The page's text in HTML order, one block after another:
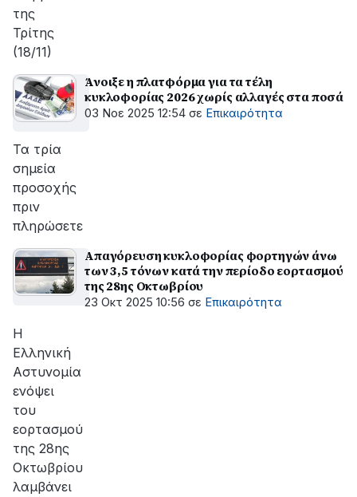
της
Τρίτης
(18/11)
Άνοιξε η πλατφόρμα για τα τέλη
κυκλοφορίας 2026 χωρίς αλλαγές στα ποσά
03 Νοε 2025 12:54 σε Επικαιρότητα
Τα τρία
σημεία
προσοχής
πριν
πληρώσετε
Απαγόρευση κυκλοφορίας φορτηγών άνω
των 3,5 τόνων κατά την περίοδο εορτασμού
της 28ης Οκτωβρίου
23 Οκτ 2025 10:56 σε Επικαιρότητα
Η
Ελληνική
Αστυνομία
ενόψει
του
εορτασμού
της 28ης
Οκτωβρίου
λαμβάνει